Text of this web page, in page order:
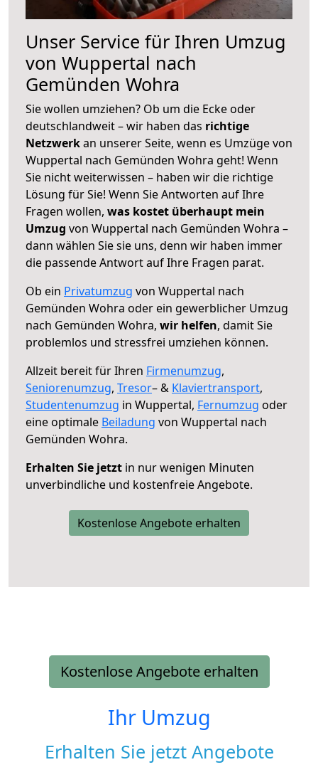
Unser Service für Ihren Umzug
von Wuppertal nach
Gemünden Wohra
Sie wollen umziehen? Ob um die Ecke oder
deutschlandweit – wir haben das richtige
Netzwerkan unserer Seite, wenn es Umzüge von
Wuppertal nach Gemünden Wohra geht! Wenn
Sie nicht weiterwissen – haben wir die richtige
Lösung für Sie! Wenn Sie Antworten auf Ihre
Fragen wollen, was kostet überhaupt mein
Umzug von Wuppertal nach Gemünden Wohra –
dann wählen Sie sie uns, denn wir haben immer
die passende Antwort auf Ihre Fragen parat.
Ob ein Privatumzug von Wuppertal nach
Gemünden Wohra oder ein gewerblicher Umzug
nach Gemünden Wohra, wir helfen, damit Sie
problemlos und stressfrei umziehen können.
Allzeit bereit für Ihren Firmenumzug,
Seniorenumzug, Tresor– & Klaviertransport,
Studentenumzug in Wuppertal, Fernumzug oder
eine optimale Beiladung von Wuppertal nach
Gemünden Wohra.
Erhalten Sie jetzt in nur wenigen Minuten
unverbindliche und kostenfreie Angebote.
Kostenlose Angebote erhalten
Kostenlose Angebote erhalten
Ihr Umzug
Erhalten Sie jetzt Angebote